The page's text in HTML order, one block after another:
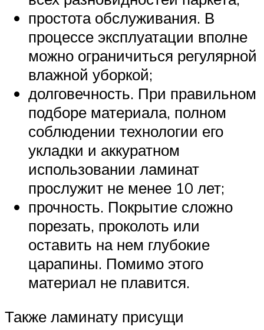
простота обслуживания. В
процессе эксплуатации вполне
можно ограничиться регулярной
влажной уборкой;
долговечность. При правильном
подборе материала, полном
соблюдении технологии его
укладки и аккуратном
использовании ламинат
прослужит не менее 10 лет;
прочность. Покрытие сложно
порезать, проколоть или
оставить на нем глубокие
царапины. Помимо этого
материал не плавится.
Также ламинату присущи